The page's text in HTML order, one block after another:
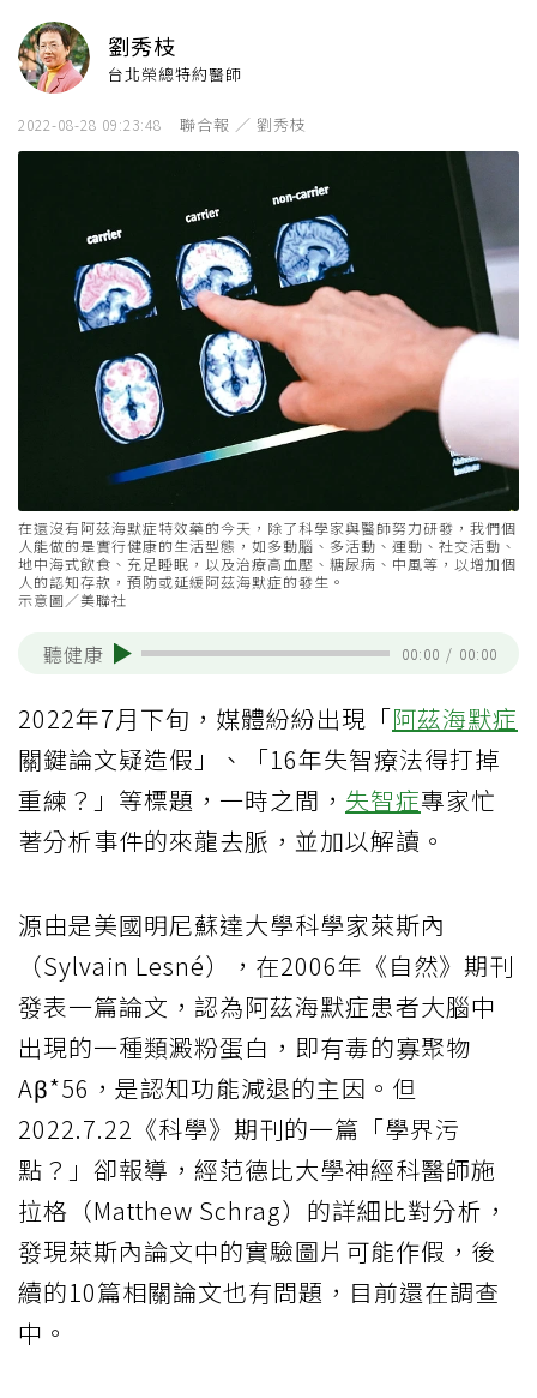
劉秀枝
台北榮總特約醫師
2022-08-28 09:23:48 聯合報 ／ 劉秀枝
在還沒有阿茲海默症特效藥的今天，除了科學家與醫師努力研發，我們個
人能做的是實行健康的生活型態，如多動腦、多活動、運動、社交活動、
地中海式飲食、充足睡眠，以及治療高血壓、糖尿病、中風等，以增加個
人的認知存款，預防或延緩阿茲海默症的發生。
示意圖／美聯社
聽健康 00:00 / 00:00
2022年7月下旬，媒體紛紛出現「阿茲海默症
關鍵論文疑造假」、「16年失智療法得打掉
重練？」等標題，一時之間， 失智症專家忙
著分析事件的來龍去脈，並加以解讀。
源由是美國明尼蘇達大學科學家萊斯內
（Sylvain Lesné），在2006年《自然》期刊
發表一篇論文，認為阿茲海默症患者大腦中
出現的一種類澱粉蛋白，即有毒的寡聚物
Aβ*56，是認知功能減退的主因。但
2022.7.22《科學》期刊的一篇「學界污
點？」卻報導，經范德比大學神經科醫師施
拉格（Matthew Schrag）的詳細比對分析，
發現萊斯內論文中的實驗圖片可能作假，後
續的10篇相關論文也有問題，目前還在調查
中。